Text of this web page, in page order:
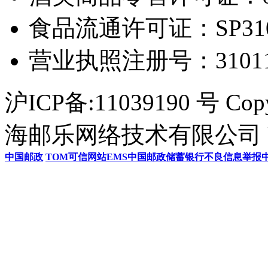
食品流通许可证：
营业执照注册号：
沪ICP备:11039190 号
海邮乐网络技术有限公司
中国邮政 TOM可信网站EMS中国邮政储蓄银行不良信息举报